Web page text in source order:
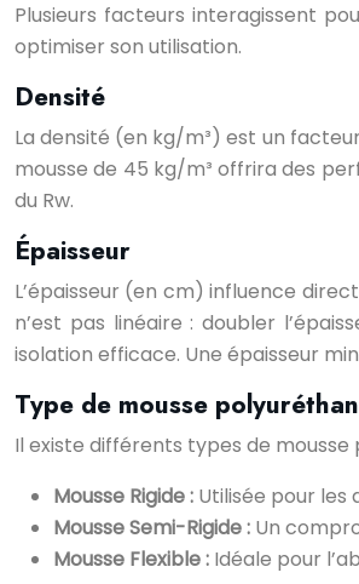
Plusieurs facteurs interagissent
optimiser son utilisation.
Densité
La densité (en kg/m³) est un
mousse de 45 kg/m³ offrira des
du Rw.
Épaisseur
L’épaisseur (en cm) influence
n’est pas linéaire : doubler
isolation efficace. Une épaisseur
Type de mousse
Il existe différents types de
Mousse Rigide : Utilisée pour
Mousse Semi-Rigide : Un
Mousse Flexible : Idéale pour